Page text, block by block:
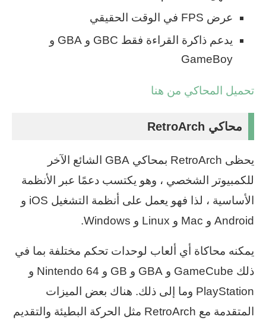
عرض FPS في الوقت الحقيقي
يدعم ذاكرة القراءة فقط GBC و GBA و
GameBoy
تحميل المحاكي من هنا
محاكي RetroArch
يحظى RetroArch بمحاكي GBA الشائع الآخر
للكمبيوتر الشخصي ، وهو يكتسب دعمًا عبر الأنظمة
الأساسية ، لذا فهو يعمل على أنظمة التشغيل iOS و
Android و Mac و Linux و Windows.
يمكنه محاكاة أي ألعاب لوحدات تحكم مختلفة بما في
ذلك GameCube و GBA و GB و Nintendo 64 و
PlayStation وما إلى ذلك. هناك بعض الميزات
المتقدمة مع RetroArch مثل الحركة البطيئة والتقديم